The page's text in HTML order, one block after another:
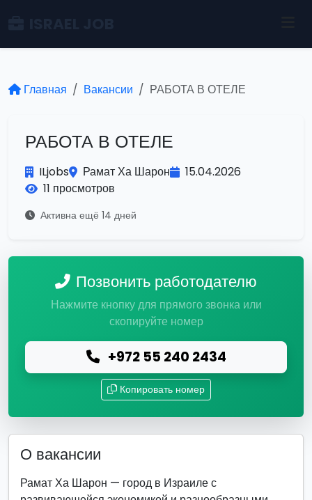
Главная Вакансии РАБОТА В ОТЕЛЕ
РАБОТА В ОТЕЛЕ
ILjobs Рамат Ха Шарон
15.04.2026
11 просмотров
Активна ещё 14 дней
Позвонить работодателю
Нажмите кнопку для прямого звонка или
скопируйте номер
+972 55 240 2434
Копировать номер
О вакансии
Рамат Ха Шарон — город в Израиле с